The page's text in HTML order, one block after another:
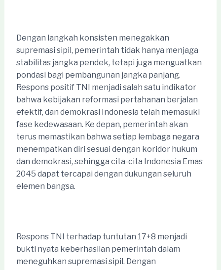
Dengan langkah konsisten menegakkan
supremasi sipil, pemerintah tidak hanya menjaga
stabilitas jangka pendek, tetapi juga menguatkan
pondasi bagi pembangunan jangka panjang.
Respons positif TNI menjadi salah satu indikator
bahwa kebijakan reformasi pertahanan berjalan
efektif, dan demokrasi Indonesia telah memasuki
fase kedewasaan. Ke depan, pemerintah akan
terus memastikan bahwa setiap lembaga negara
menempatkan diri sesuai dengan koridor hukum
dan demokrasi, sehingga cita-cita Indonesia Emas
2045 dapat tercapai dengan dukungan seluruh
elemen bangsa.
Respons TNI terhadap tuntutan 17+8 menjadi
bukti nyata keberhasilan pemerintah dalam
meneguhkan supremasi sipil. Dengan